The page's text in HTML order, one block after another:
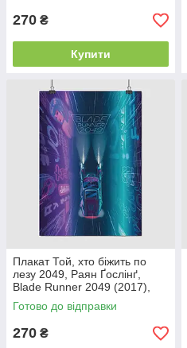
270 ₴
Купити
Плакат Той, хто біжить по
лезу 2049, Раян Ґослінґ,
Blade Runner 2049 (2017),
Gosling, 60×43 см
Готово до відправки
270 ₴